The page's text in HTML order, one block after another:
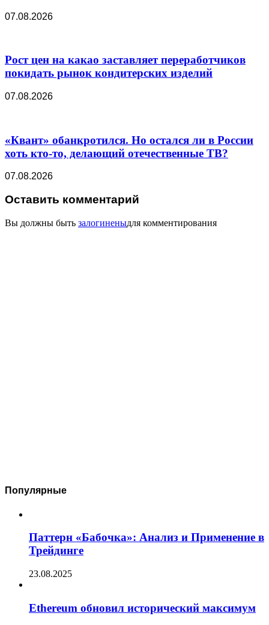
07.08.2026
Рост цен на какао заставляет переработчиков
покидать рынок кондитерских изделий
07.08.2026
«Квант» обанкротился. Но остался ли в России
хоть кто-то, делающий отечественные ТВ?
07.08.2026
Оставить комментарий
Вы должны быть залогиненыдля комментирования
Популярные
Паттерн «Бабочка»: Анализ и Применение в
Трейдинге
23.08.2025
Ethereum обновил исторический максимум